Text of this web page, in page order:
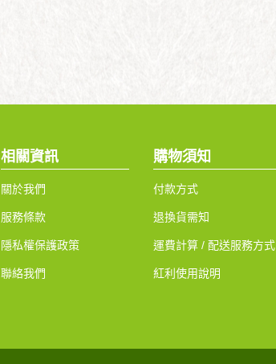
相關資訊
關於我們
服務條款
隱私權保護政策
聯絡我們
購物須知
付款方式
退換貨需知
運費計算 / 配送服務方式
紅利使用說明